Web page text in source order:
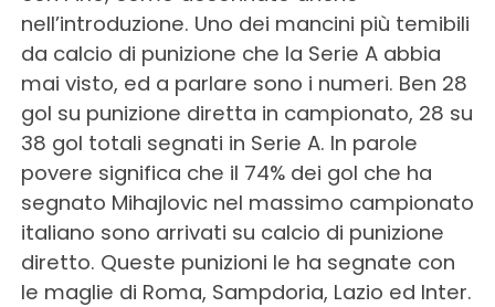
nell’introduzione. Uno dei mancini più temibili
da calcio di punizione che la Serie A abbia
mai visto, ed a parlare sono i numeri. Ben 28
gol su punizione diretta in campionato, 28 su
38 gol totali segnati in Serie A. In parole
povere significa che il 74% dei gol che ha
segnato Mihajlovic nel massimo campionato
italiano sono arrivati su calcio di punizione
diretto. Queste punizioni le ha segnate con
le maglie di Roma, Sampdoria, Lazio ed Inter.